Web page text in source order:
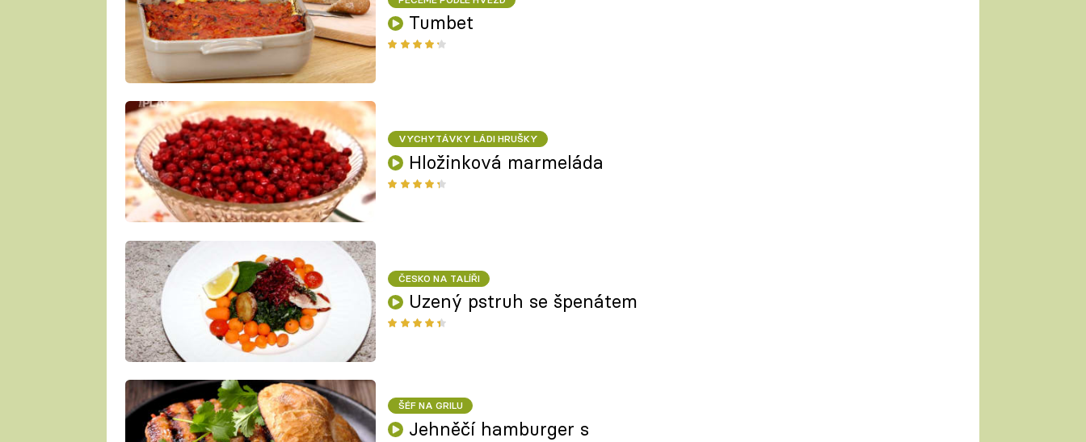
Tumbet
VYCHYTÁVKY LÁDI HRUŠKY
Hložinková marmeláda
ČESKO NA TALÍŘI
Uzený pstruh se špenátem
ŠÉF NA GRILU
Jehněčí hamburger s